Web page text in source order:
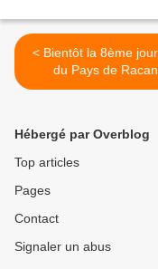
< Bientôt la 8ème journée
du Pays de Racan
Hébergé par Overblog
Top articles
Pages
Contact
Signaler un abus